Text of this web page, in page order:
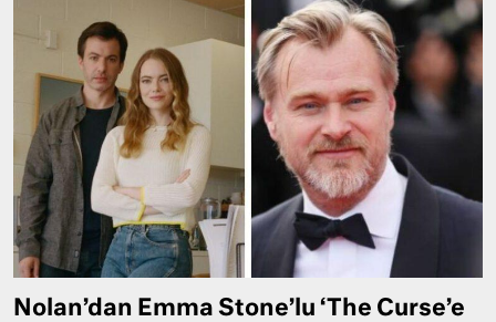
Nolan’dan Emma Stone’lu ‘The Curse’e